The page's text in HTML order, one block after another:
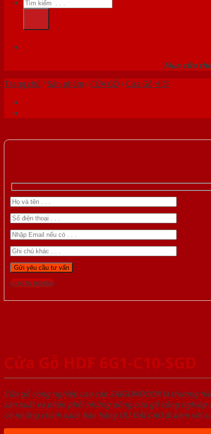
kiếm:
Mua cửa
Trang chủ /Sản phẩm /CỬA GỖ /Cửa Gỗ HDF
Gọi 0976.169.864
Cửa Gỗ HDF 6G1-C10-SGD
Cửa gỗ công nghiệp cao cấp SAIGONDOOR là thương
sản xuất và phân phối những dòng cửa gỗ công nghiệp
có những chính sách bán hàng ƯU ĐÃI CAO đi kèm với